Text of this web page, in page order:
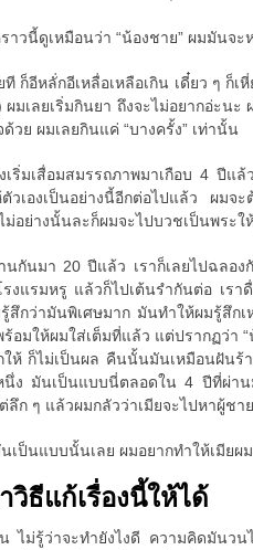
าวนี้ดูเหมือนว่า “น้องชาย” ผมมันจะ
ที ก็อีหลั่กอีเหลื่อเหลือเกิน เดี๋ยว ๆ ก็
ผมเลยเริ่มกินยา ถึงจะไม่อยากอ่ะน
วย ผมเลยกินแค่ “บางครั้ง” เท่านั้น
งเริ่มเสื่อมสมรรถภาพมาเกือบ 4 ปี
วเองเป็นอย่างนี้อีกต่อไปแล้ว ผมจ
ม่อย่างนั้นละก็ผมจะไปบวชเป็นพระใ
นกันมา 20 ปีแล้ว เราก็เลยไปฉลอ
งแรมหรู แล้วก็ไปเต้นรำกันต่อ เร
สึกว่ามันพิเศษมาก มันทำให้ผมรู้สึก
ร้อมให้ผมใส่เต็มที่แล้ว แต่ปรากฏว่า
ให้ ก็ไม่เป็นผล คืนนั้นมันเหมือนฝันร้
นึ่ง มันเป็นแบบนี่ตลอดใน 4 ปีที่ผ่าน
ลึก ๆ แล้วผมกลัวว่าเมียจะไปหาผู้ชา
เป็นแบบนั้นเลย ผมอยากทำให้เมียผ
วิธีแก้เรื่องนี้ให้ได้
ไม่รู้ว่าจะทำยังไงดี ความคิดมันว